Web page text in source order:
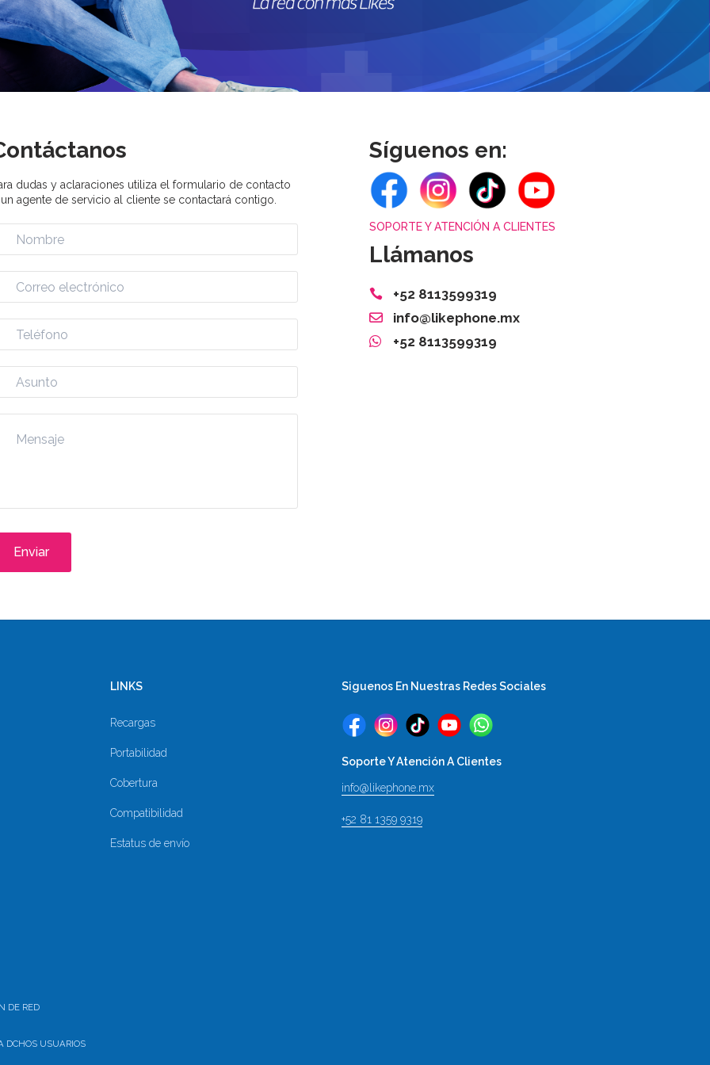
dudas y aclaraciones utiliza el formulario de contacto
agente de servicio al cliente se contactará contigo.
Enviar
Síguenos en:
SOPORTE Y ATENCIÓN A CLIENTES
Llámanos
+52 8113599319
info@likephone.mx
+52 8113599319
DE RED
DCHOS USUARIOS
LINKS
Recargas
Portabilidad
Cobertura
Compatibilidad
Estatus de envío
Siguenos En Nuestras Redes Sociales
Soporte Y Atención A Clientes
info@likephone.mx
+52 81 1359 9319